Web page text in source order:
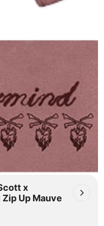
x
Up Mauve